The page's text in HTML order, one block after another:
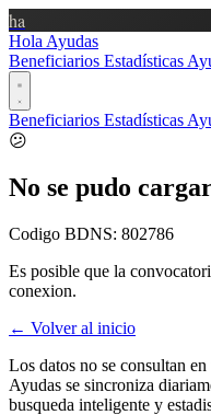
ha
Hola Ayudas
Beneficiarios Estadísticas
Beneficiarios Estadísticas
😕
No se pudo
Codigo BDNS: 802786
Es posible que la
conexion.
← Volver al inicio
Los datos no se consultan
Ayudas se sincroniza
busqueda inteligente y